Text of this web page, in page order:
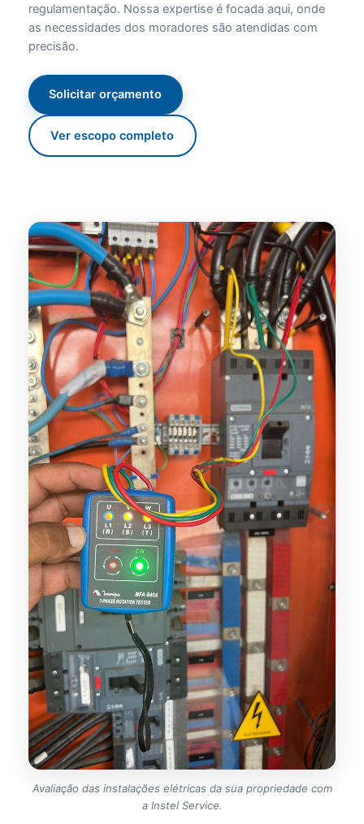
regulamentação. Nossa expertise é focada aqui, onde
as necessidades dos moradores são atendidas com
precisão.
Solicitar orçamento
Ver escopo completo
Avaliação das instalações elétricas da sua propriedade com
a Instel Service.